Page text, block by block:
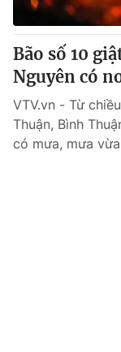
Bão số 10
Nguyên có
VTV.vn - Từ
Thuận, Bình
có mưa, mưa